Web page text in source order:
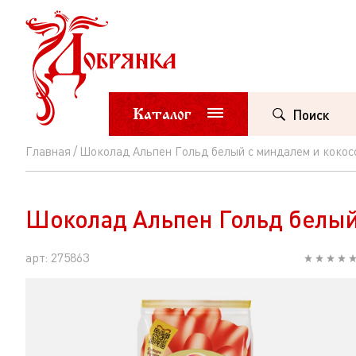
Каталог Поиск
Главная Шоколад Альпен Гольд белый с миндалем и
Шоколад
Альпен
Гольд
белый
Шоколад Альпен Гольд
арт: 275863